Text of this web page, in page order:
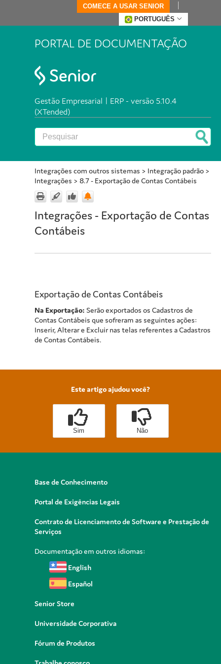
COMECE A USAR SENIOR
PORTUGUÊS
PORTAL DE DOCUMENTAÇÃO
Gestão Empresarial | ERP - versão 5.10.4
(XTended)
Integrações com outros sistemas > Integração padrão >
Integrações > 8.7 - Exportação de Contas Contábeis
Integrações - Exportação de Contas
Contábeis
Exportação de Contas Contábeis
Na Exportação: Serão exportados os Cadastros de
Contas Contábeis que sofreram as seguintes ações:
Inserir, Alterar e Excluir nas telas referentes a Cadastros
de Contas Contábeis.
Este artigo ajudou você?
Sim Não
Base de Conhecimento
Portal de Exigências Legais
Contrato de Licenciamento de Software e Prestação de
Serviços
Documentação em outros idiomas:
English
Español
Senior Store
Universidade Corporativa
Fórum de Produtos